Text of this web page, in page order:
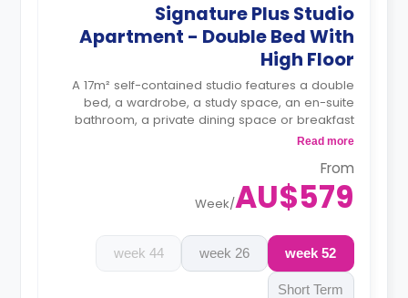
Signature Plus Studio
Apartment - Double Bed With
High Floor
A 17m² self-contained studio features a double
bed, a wardrobe, a study space, an en-suite
bathroom, a private dining space or breakfast
bar, and a fully fitted kitchenette.
booking.
Read more
From
AU$579
/
Week
52 week
26 week
44 week
Short Term